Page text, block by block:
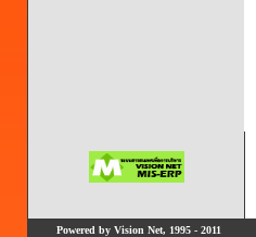
Powered by Vision Net, 1995 - 2011